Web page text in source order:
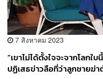
7 สิงหาคม 2023
“เขาไม่ได้ตั้งใจจะจากโลกใ
ปฏิเสธข่าวลือที่ว่าลูกชายฆ่า